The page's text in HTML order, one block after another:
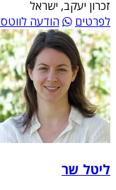
זכרון יעקב, ישראל
לפרטים
הודעה
ליטל שר